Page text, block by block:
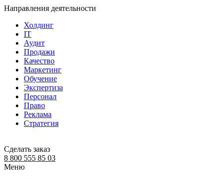
Направления деятельности
Холдинг
IT
Аудит
Продажи
Качество
Маркетинг
Обучение
Экспертиза
Персонал
Право
Реклама
Стратегия
Сделать заказ
8 800 555 85 03
Меню